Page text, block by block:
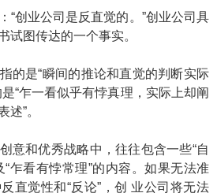
业公司是反直觉的。”创业公司具
试图传达的一个事实。
是“瞬间的推论和直觉的判断实际
是“乍一看似乎有悖真理，实际上却阐
”。
和优秀战略中，往往包含一些“自
“乍看有悖常理”的内容。如果无法准
直觉性和“反论”，创 业公司将无法